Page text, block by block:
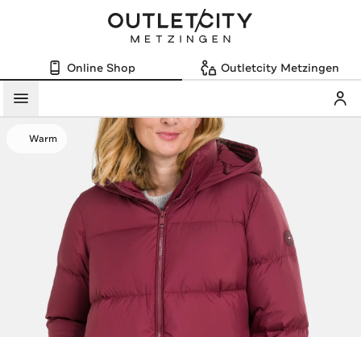
Online Shop Outletcity Metzingen
Menü
Warm